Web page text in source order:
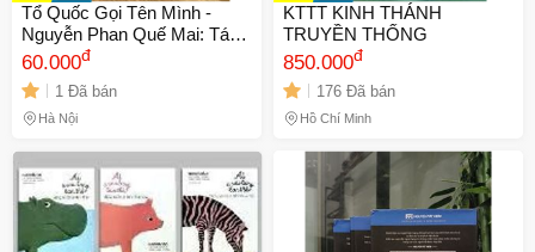
Tổ Quốc Gọi Tên Mình -
Nguyễn Phan Quế Mai: Tác
Phẩm Văn Học Tình Yêu
Quê Hương và Lòng Yêu
Nước Việt Nam
60.000đ
1 Đã bán
Hà Nội
KTTT KINH THÁNH
TRUYỀN THỐNG
850.000đ
176 Đã bán
Hồ Chí Minh